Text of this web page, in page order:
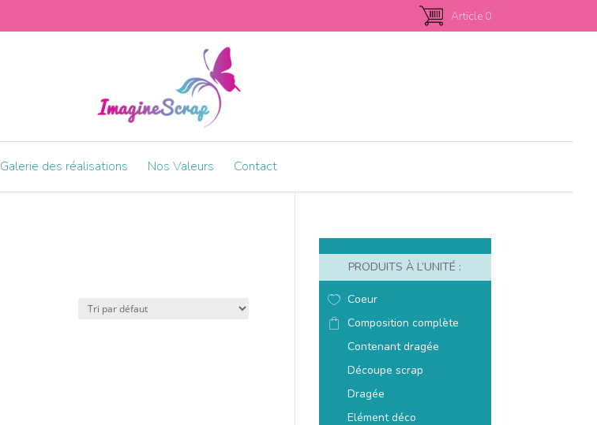
Article 0
Galerie des réalisations Nos Valeurs Contact
PRODUITS À L’UNITÉ :
Coeur
Composition complète
Contenant dragée
Découpe scrap
Dragée
Elément déco